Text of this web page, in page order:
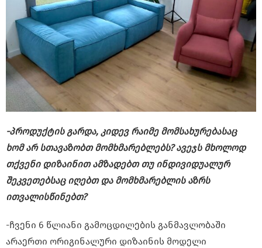
-პროდუქტის გარდა, კიდევ რაიმე მომსახურებასაც
ხომ არ სთავაზობთ მომხმარებლებს? ავეჯს მხოლოდ
თქვენი დიზაინით ამზადებთ თუ ინდივიდუალურ
შეკვეთებსაც იღებთ და მომხმარებლის აზრს
ითვალისწინებთ?
-ჩვენი 6 წლიანი გამოცდილების განმავლობაში
არაერთი ორიგინალური დიზაინის მოდელი